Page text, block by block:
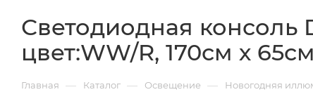
Светодиодная консоль
цвет:WW/R, 170см х
Главная — Каталог — Освещение — Новогодняя